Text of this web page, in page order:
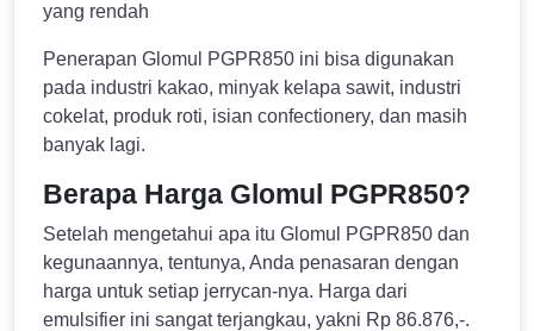
yang rendah
Penerapan Glomul PGPR850 ini bisa digunakan
pada industri kakao, minyak kelapa sawit, industri
cokelat, produk roti, isian confectionery, dan masih
banyak lagi.
Berapa Harga Glomul PGPR850?
Setelah mengetahui apa itu Glomul PGPR850 dan
kegunaannya, tentunya, Anda penasaran dengan
harga untuk setiap jerrycan-nya. Harga dari
emulsifier ini sangat terjangkau, yakni Rp 86.876,-.